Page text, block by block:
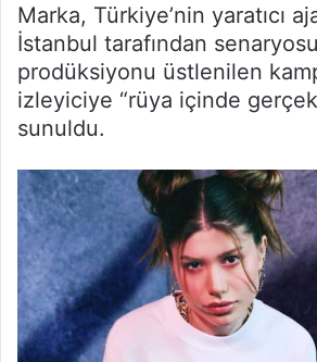
Marka, Türkiye’nin yaratıcı
İstanbul tarafından
prodüksiyonu üstlenilen
izleyiciye “rüya içinde
sunuldu.